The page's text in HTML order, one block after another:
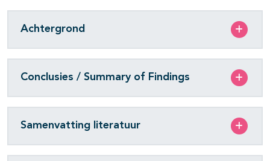
Achtergrond
Conclusies / Summary of Findings
Samenvatting literatuur